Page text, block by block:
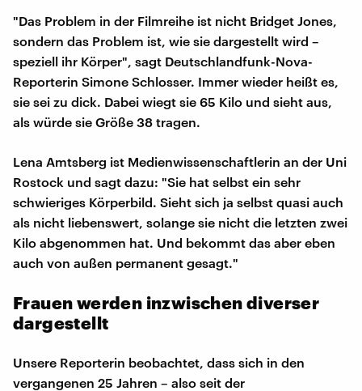
"Das Problem in der Filmreihe ist nicht Bridget Jones,
sondern das Problem ist, wie sie dargestellt wird –
speziell ihr Körper", sagt Deutschlandfunk-Nova-
Reporterin Simone Schlosser. Immer wieder heißt es,
sie sei zu dick. Dabei wiegt sie 65 Kilo und sieht aus,
als würde sie Größe 38 tragen.
Lena Amtsberg ist Medienwissenschaftlerin an der Uni
Rostock und sagt dazu: "Sie hat selbst ein sehr
schwieriges Körperbild. Sieht sich ja selbst quasi auch
als nicht liebenswert, solange sie nicht die letzten zwei
Kilo abgenommen hat. Und bekommt das aber eben
auch von außen permanent gesagt."
Frauen werden inzwischen diverser
dargestellt
Unsere Reporterin beobachtet, dass sich in den
vergangenen 25 Jahren – also seit der